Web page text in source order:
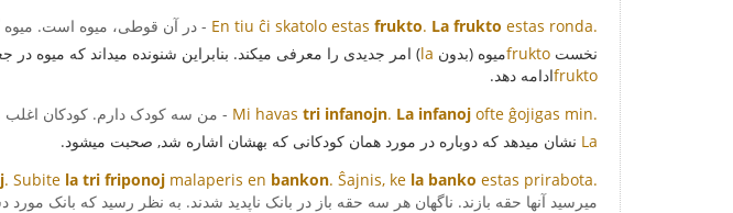
En tiu ĉi skatolo estas frukto. La frukto estas ronda.
- در آن قوطی، میوه است.
نخست fruktoمیوه (بدون la) امر جدیدی را معرفی میکند. بنابراین شنونده میداند که میوه
fruktoادامه دهد.
Mi havas tri infanojn. La infanoj ofte ĝojigas min.
- من سه کودک دارم. کودکان اغلب
La نشان میدهد که دوباره در مورد همان کودکانی که بهشان اشاره شد, صحبت میشود.
. Subite la tri friponoj malaperis en bankon. Ŝajnis, ke la banko estas prirabota.
میرسید آنها حقه بازند. ناگهان هر سه حقه باز در بانک ناپدید شدند. به نظر رسید که بانک